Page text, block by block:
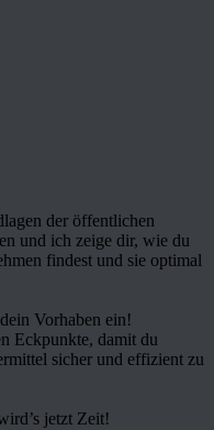
der öffentlichen
und ich zeige dir, wie du
findest und sie optimal
Vorhaben ein!
Eckpunkte, damit du
sicher und effizient zu
jetzt Zeit!